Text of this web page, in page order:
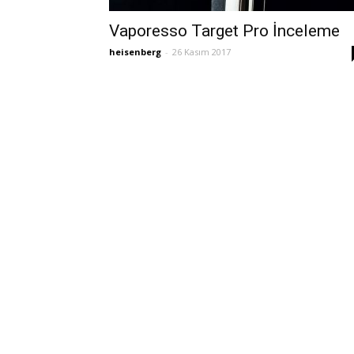
Vaporesso Target Pro İnceleme
heisenberg - 26 Kasım 2017